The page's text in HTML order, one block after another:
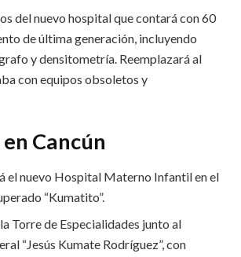
del nuevo hospital que contará con 60
de última generación, incluyendo
y densitometría. Reemplazará al
con equipos obsoletos y
Cancún
el nuevo Hospital Materno Infantil en el
“Kumatito”.
Torre de Especialidades junto al
“Jesús Kumate Rodríguez”, con